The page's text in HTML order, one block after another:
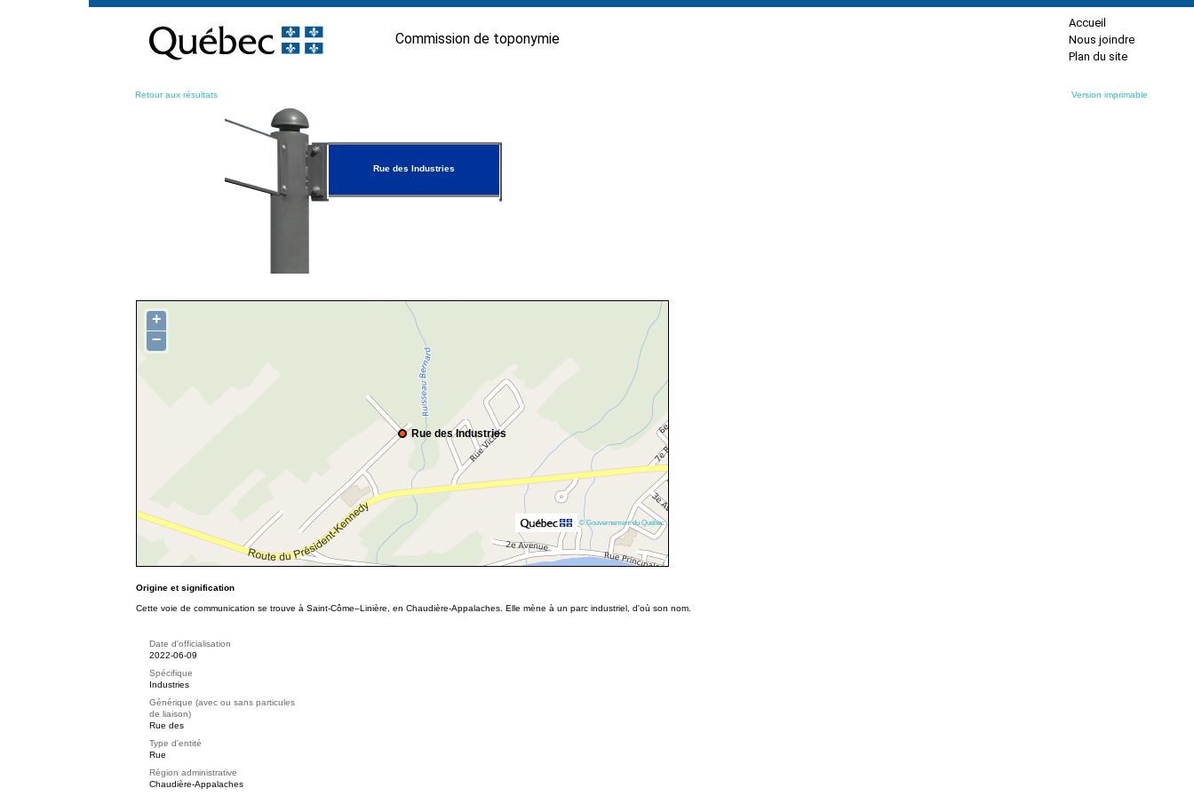
contenu
Commission de toponymie
Accueil
Nous joindre
Plan du site
Retour aux résultats Version imprimable
Rue des Industries
Rue des Industries
+
−
© Gouvernement du Québec
Origine et signification
Cette voie de communication se trouve à Saint-Côme–Linière, en Chaudière-Appalaches. Elle mène à un parc industriel, d'où son nom.
Date d'officialisation
2022-06-09
Spécifique
Industries
Générique (avec ou sans particules
de liaison)
Rue des
Type d'entité
Rue
Région administrative
Chaudière-Appalaches